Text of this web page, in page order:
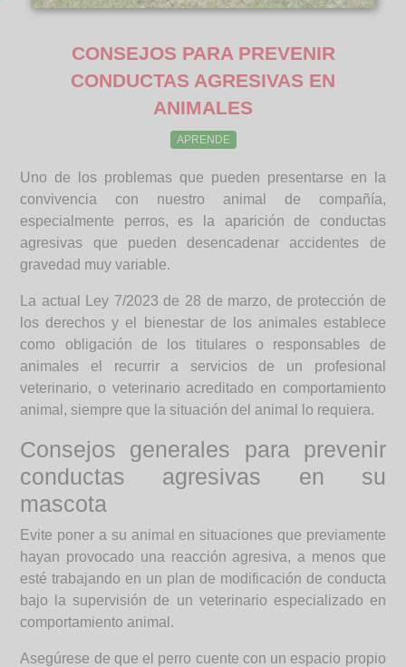
CONSEJOS PARA PREVENIR
CONDUCTAS AGRESIVAS EN
ANIMALES
APRENDE
Uno de los problemas que pueden presentarse en la
convivencia con nuestro animal de compañía,
especialmente perros, es la aparición de conductas
agresivas que pueden desencadenar accidentes de
gravedad muy variable.
La actual Ley 7/2023 de 28 de marzo, de protección de
los derechos y el bienestar de los animales establece
como obligación de los titulares o responsables de
animales el recurrir a servicios de un profesional
veterinario, o veterinario acreditado en comportamiento
animal, siempre que la situación del animal lo requiera.
Consejos generales para prevenir
conductas agresivas en su
mascota
Evite poner a su animal en situaciones que previamente
hayan provocado una reacción agresiva, a menos que
esté trabajando en un plan de modificación de conducta
bajo la supervisión de un veterinario especializado en
comportamiento animal.
Asegúrese de que el perro cuente con un espacio propio